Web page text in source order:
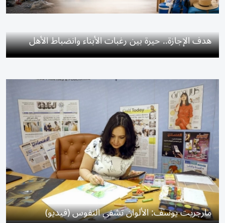
هدف الإجازة.. حيرة بين رغبات الأبناء وانضباط الأهل
مارجريت يوسف: الألوان تشفي النفوس (فيديو)